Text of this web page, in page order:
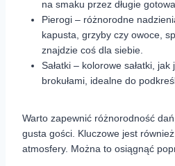
na smaku przez długie
Pierogi – różnorodne
kapusta, grzyby czy owoce,
znajdzie coś dla siebie.
Sałatki – kolorowe sałatki,
brokułami, idealne do
Warto zapewnić różnorodność
gusta gości. Kluczowe jest
atmosfery. Można to osiągnąć